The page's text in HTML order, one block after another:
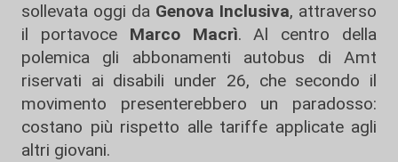
sollevata oggi da Genova Inclusiva, attraverso
il portavoce Marco Macrì. Al centro della
polemica gli abbonamenti autobus di Amt
riservati ai disabili under 26, che secondo il
movimento presenterebbero un paradosso:
costano più rispetto alle tariffe applicate agli
altri giovani.